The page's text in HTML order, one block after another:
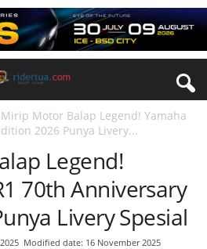
Mirip Motor Balap Legend! Yamaha
2026 Punya Livery...
Legend!
70th Anniversary
Livery Spesial
Modified date: 16 November 2025